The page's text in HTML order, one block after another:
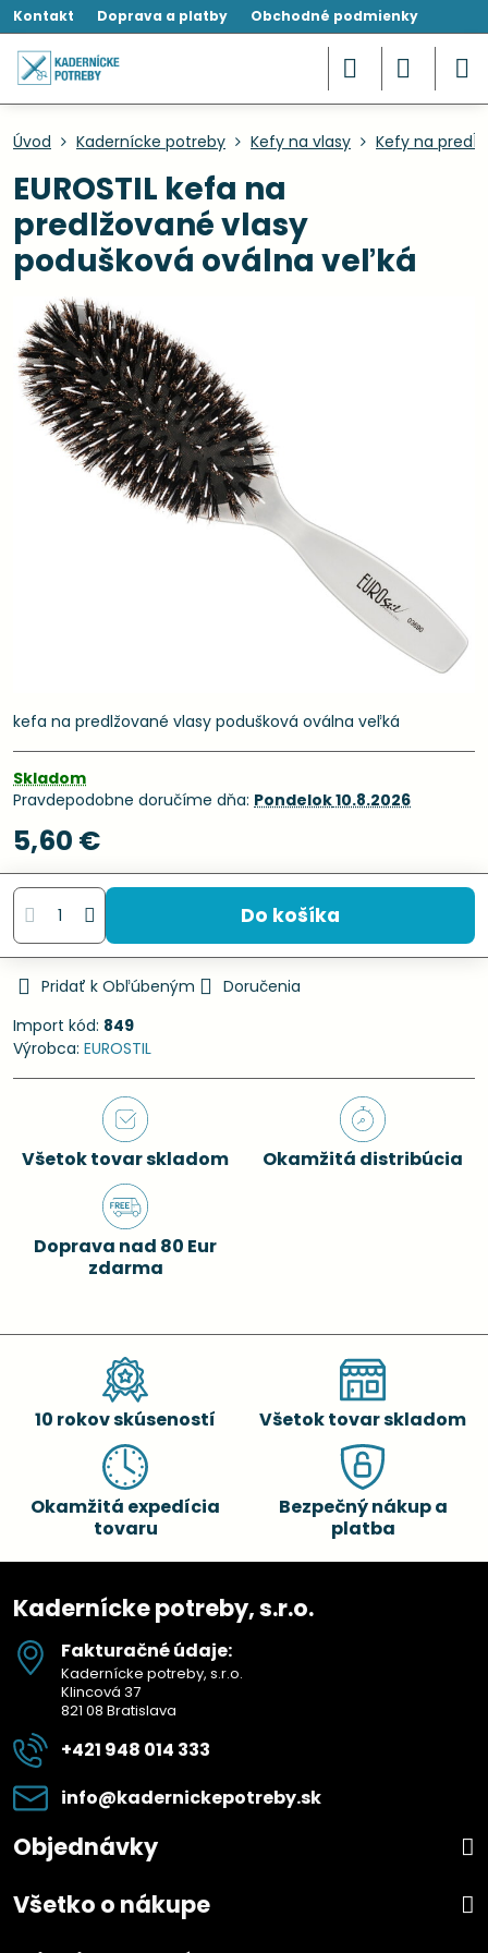
Kontakt Doprava a platby Obchodné podmienky
Úvod Kadernícke potreby Kefy na vlasy Kefy na
EUROSTIL kefa na
predlžované vlasy
podušková oválna veľká
kefa na predlžované vlasy podušková oválna veľká
Skladom
Pravdepodobne doručíme dňa: Pondelok10.8.2026
5,60 €
Do košíka
Pridať k Obľúbeným
Doručenia
Import kód: 849
Výrobca: EUROSTIL
Všetok tovar skladom Okamžitá distribúcia
Doprava nad 80 Eur
zdarma
10 rokov skúseností Všetok tovar skladom
Okamžitá expedícia
tovaru
Bezpečný nákup a
platba
Kadernícke potreby, s.r.o.
Fakturačné údaje:
Kadernícke potreby, s.r.o.
Klincová 37
821 08 Bratislava
+421 948 014 333
info​@kadernickepotreby​.sk
Objednávky
Všetko o nákupe